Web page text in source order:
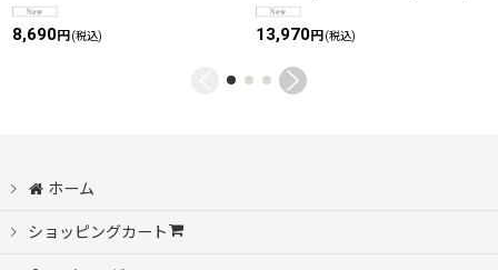
8,690円 (税込) 13,970円 (税込)
ホーム
ショッピングカート